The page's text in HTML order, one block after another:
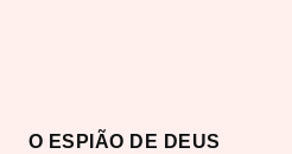
O ESPIÃO DE DEUS